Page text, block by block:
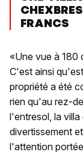
FRANCS
«Une vue à 180
C'est ainsi
propriété a été
rien qu'au rez-
l'entresol, la
divertissement
l'attention